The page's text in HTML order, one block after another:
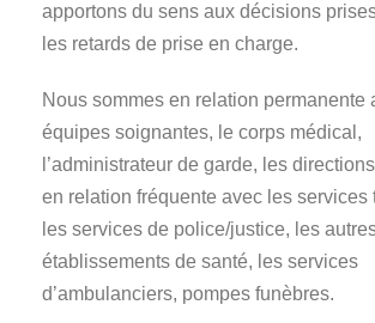
apportons du sens aux décisions
les retards de prise en charge.
Nous sommes en relation permanente
équipes soignantes, le corps médical,
l’administrateur de garde, les
en relation fréquente avec les services
les services de police/justice, les
établissements de santé, les services
d’ambulanciers, pompes funèbres.